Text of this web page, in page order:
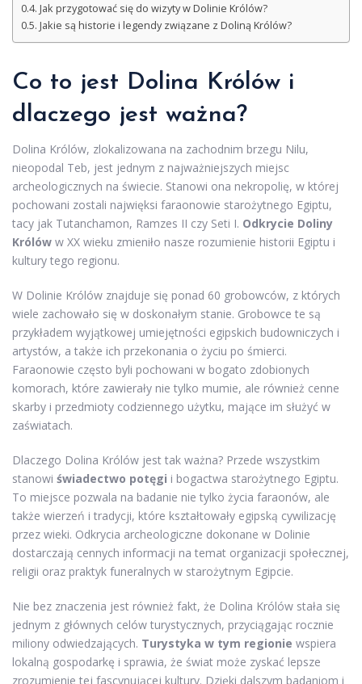
Jak przygotować się do wizyty w Dolinie Królów?
Jakie są historie i legendy związane z Doliną Królów?
Co to jest Dolina Królów i
dlaczego jest ważna?
Dolina Królów, zlokalizowana na zachodnim brzegu Nilu,
nieopodal Teb, jest jednym z najważniejszych miejsc
archeologicznych na świecie. Stanowi ona nekropolię, w której
pochowani zostali najwięksi faraonowie starożytnego Egiptu,
tacy jak Tutanchamon, Ramzes II czy Seti I. Odkrycie Doliny
Królów w XX wieku zmieniło nasze rozumienie historii Egiptu i
kultury tego regionu.
W Dolinie Królów znajduje się ponad 60 grobowców, z których
wiele zachowało się w doskonałym stanie. Grobowce te są
przykładem wyjątkowej umiejętności egipskich budowniczych i
artystów, a także ich przekonania o życiu po śmierci.
Faraonowie często byli pochowani w bogato zdobionych
komorach, które zawierały nie tylko mumie, ale również cenne
skarby i przedmioty codziennego użytku, mające im służyć w
zaświatach.
Dlaczego Dolina Królów jest tak ważna? Przede wszystkim
stanowi świadectwo potęgi i bogactwa starożytnego Egiptu.
To miejsce pozwala na badanie nie tylko życia faraonów, ale
także wierzeń i tradycji, które kształtowały egipską cywilizację
przez wieki. Odkrycia archeologiczne dokonane w Dolinie
dostarczają cennych informacji na temat organizacji społecznej,
religii oraz praktyk funeralnych w starożytnym Egipcie.
Nie bez znaczenia jest również fakt, że Dolina Królów stała się
jednym z głównych celów turystycznych, przyciągając rocznie
miliony odwiedzających. Turystyka w tym regionie wspiera
lokalną gospodarkę i sprawia, że świat może zyskać lepsze
zrozumienie tej fascynującej kultury. Dzięki dalszym badaniom i